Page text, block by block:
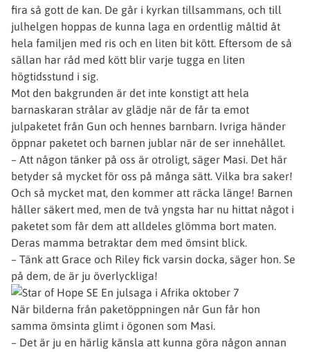
fira så gott de kan. De går i kyrkan tillsammans, och till
julhelgen hoppas de kunna laga en ordentlig måltid åt
hela familjen med ris och en liten bit kött. Eftersom de så
sällan har råd med kött blir varje tugga en liten
högtidsstund i sig.
Mot den bakgrunden är det inte konstigt att hela
barnaskaran strålar av glädje när de får ta emot
julpaketet från Gun och hennes barnbarn. Ivriga händer
öppnar paketet och barnen jublar när de ser innehållet.
– Att någon tänker på oss är otroligt, säger Masi. Det här
betyder så mycket för oss på många sätt. Vilka bra saker!
Och så mycket mat, den kommer att räcka länge! Barnen
håller säkert med, men de två yngsta har nu hittat något i
paketet som får dem att alldeles glömma bort maten.
Deras mamma betraktar dem med ömsint blick.
– Tänk att Grace och Riley fick varsin docka, säger hon. Se
på dem, de är ju överlyckliga!
När bilderna från paketöppningen når Gun får hon
samma ömsinta glimt i ögonen som Masi.
– Det är ju en härlig känsla att kunna göra någon annan